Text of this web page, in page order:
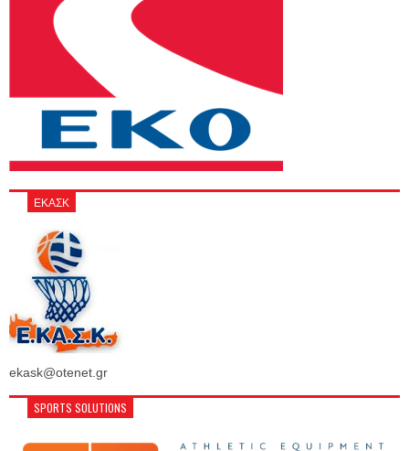
ΕΚΑΣΚ
ekask@otenet.gr
SPORTS SOLUTIONS